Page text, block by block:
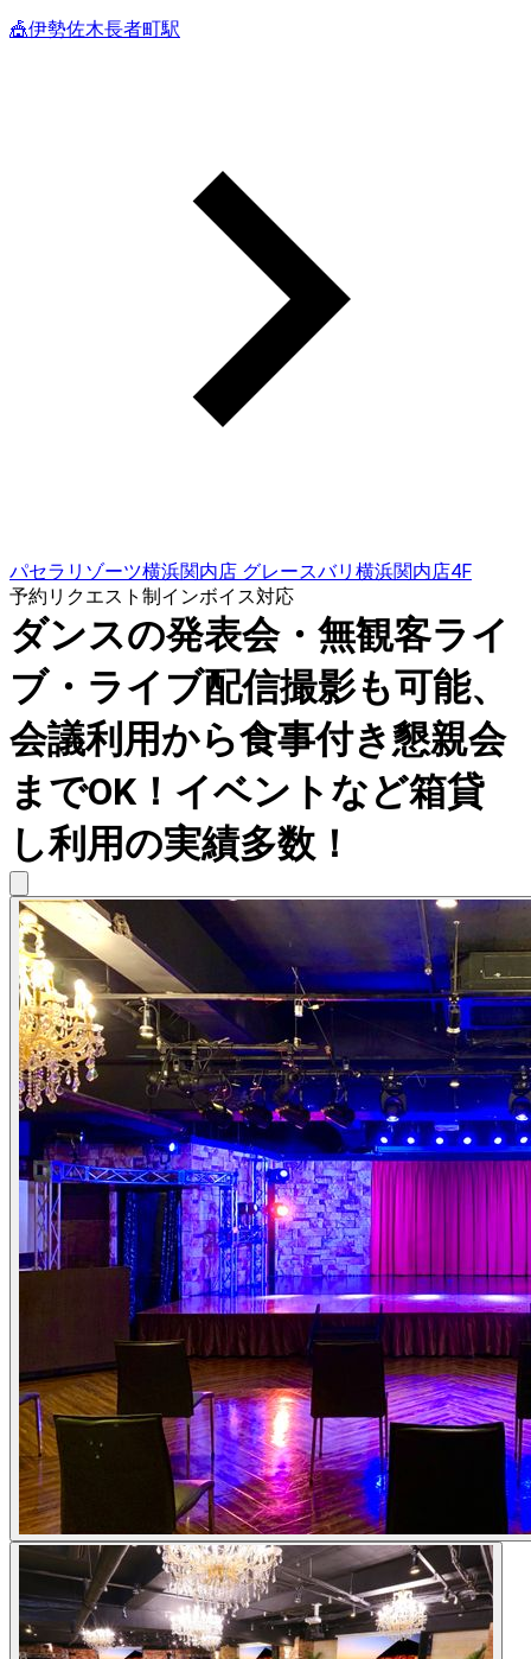
🎪伊勢佐木長者町駅
パセラリゾーツ横浜関内店 グレースバリ横浜関内店4F
予約リクエスト制インボイス対応
ダンスの発表会・無観客ライ
ブ・ライブ配信撮影も可能、
会議利用から食事付き懇親会
までOK！イベントなど箱貸
し利用の実績多数！